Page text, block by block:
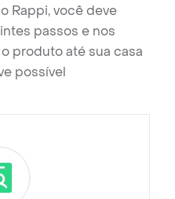
Rappi, você deve
passos e nos
produto até sua casa
possível